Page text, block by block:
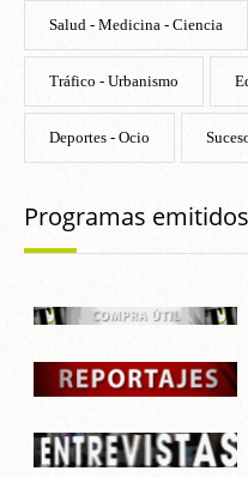
Salud - Medicina - Ciencia
Tráfico - Urbanismo
Deportes - Ocio
Programas emitidos